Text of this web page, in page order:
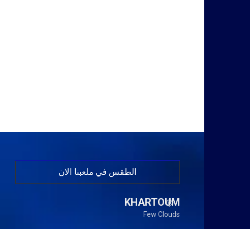
الطقس في ملعبنا الان
KHARTOUM
Few Clouds